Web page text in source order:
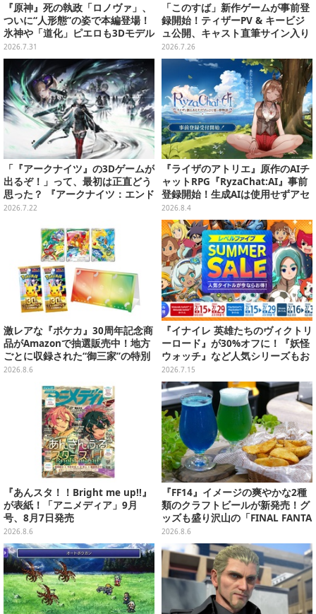
『原神』死の執政「ロノヴァ」、
ついに“人形態”の姿で本編登場！
氷神や「道化」ピエロも3Dモデル
お披露目
2026.7.31
「このすば」新作ゲームが事前登
録開始！ティザーPV & キービジ
ュ公開、キャスト直筆サイン入り
キャンバスアートが当たるXキャ
ンペーンも
2026.7.26
「『アークナイツ』の3Dゲームが
出るぞ！」って、最初は正直どう
思った？ 『アークナイツ：エンド
フィールド』リリース半年を機
いてみたーシリーズを“奥深く”ま
で追ってきたからこその視点【座
2026.7.22
『ライザのアトリエ』原作のAIチ
ャットRPG『RyzaChat:AI』事前
登録開始！生成AIは使用せずアセ
ットはトリダモノ氏監修で人力作
成、音声もアプリ専用収録素材を
活用
2026.8.4
激レアな『ポケカ』30周年記念商
品がAmazonで抽選販売中！地方
ごとに収録された“御三家”の特別
カード
2026.8.6
『イナイレ 英雄たちのヴィクトリ
ーロード』が30%オフに！『妖怪
ウォッチ』など人気シリーズもお
安い「レベルファイブ サマーセー
ル」開催
2026.7.15
『あんスタ！！Bright me up!!』
が表紙！「アニメディア」9月
号、8月7日発売
2026.8.6
『FF14』イメージの爽やかな2種
類のクラフトビールが新発売！グ
ッズも盛り沢山の「FINAL FANTA
SY XIV GOODS SHOP」では巨大
なエーテライトもお出迎え
2026.8.6